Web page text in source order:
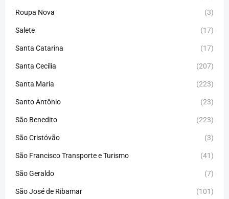
Roupa Nova (3)
Salete (17)
Santa Catarina (17)
Santa Cecília (207)
Santa Maria (223)
Santo Antônio (23)
São Benedito (223)
São Cristóvão (3)
São Francisco Transporte e Turismo (41)
São Geraldo (7)
São José de Ribamar (101)